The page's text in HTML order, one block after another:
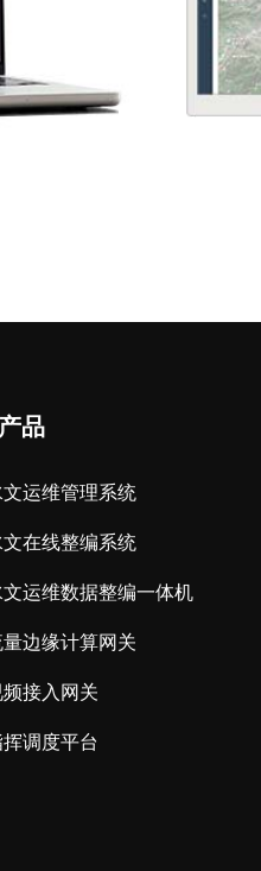
品
运维管理系统
在线整编系统
运维数据整编一体机
边缘计算网关
接入网关
调度平台